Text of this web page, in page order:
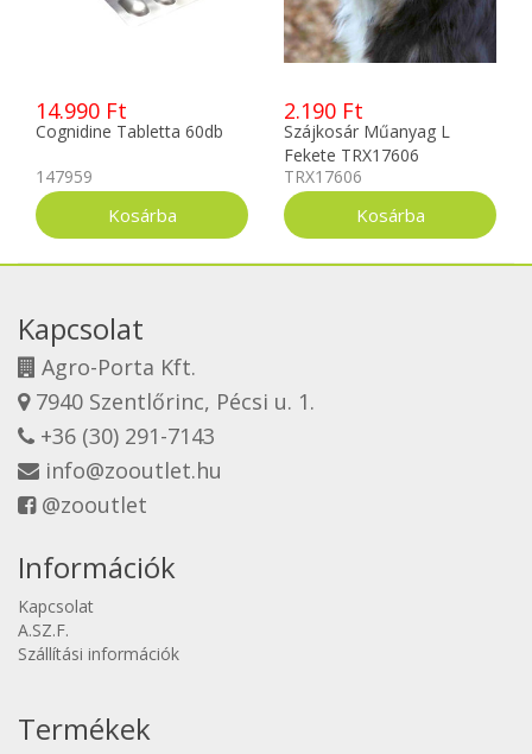
14.990 Ft
Cognidine Tabletta 60db
147959
2.190 Ft
Szájkosár Műanyag L
Fekete TRX17606
TRX17606
Kapcsolat
Agro-Porta Kft.
7940 Szentlőrinc, Pécsi u. 1.
+36 (30) 291-7143
info@zooutlet.hu
@zooutlet
Információk
Kapcsolat
A.SZ.F.
Szállítási információk
Termékek